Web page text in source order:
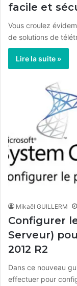
facile et
Vous croulez
de solutions de
Lire la suite »
Mikaël GUILLERM
Configurer
Serveur)
2012 R2
Dans ce nouveau
effectuer pour